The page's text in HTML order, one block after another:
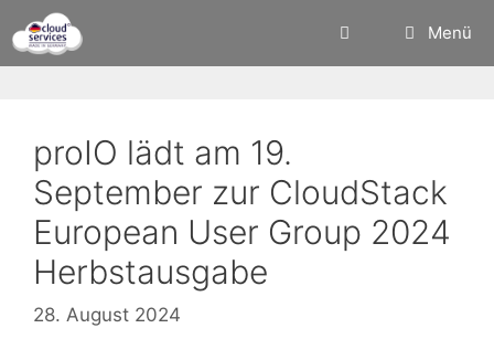
Inhalt
springen
Menü
proIO lädt am 19.
September zur CloudStack
European User Group 2024
Herbstausgabe
28. August 2024